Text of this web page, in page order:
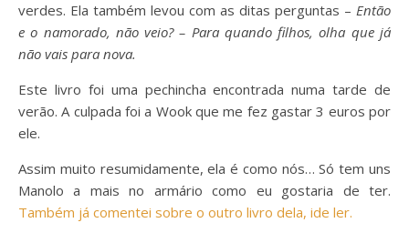
verdes. Ela também levou com as ditas perguntas – Então
e o namorado, não veio? – Para quando filhos, olha que já
não vais para nova.
Este livro foi uma pechincha encontrada numa tarde de
verão. A culpada foi a Wook que me fez gastar 3 euros por
ele.
Assim muito resumidamente, ela é como nós… Só tem uns
Manolo a mais no armário como eu gostaria de ter.
Também já comentei sobre o outro livro dela, ide ler.